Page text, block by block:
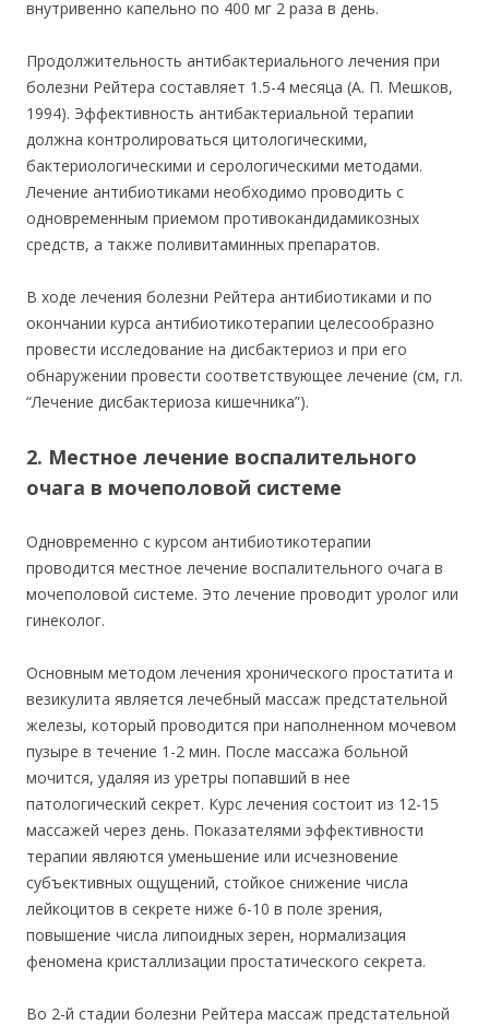
внутривенно капельно по 400 мг 2 раза в день.
Продолжительность антибактериального лечения при
болезни Рейтера составляет 1.5-4 месяца (А. П. Мешков,
1994). Эффективность антибактериальной терапии
должна контролироваться цитологическими,
бактериологическими и серологическими методами.
Лечение антибиотиками необходимо проводить с
одновременным приемом противокандидамикозных
средств, а также поливитаминных препаратов.
В ходе лечения болезни Рейтера антибиотиками и по
окончании курса антибиотикотерапии целесообразно
провести исследование на дисбактериоз и при его
обнаружении провести соответствующее лечение (см, гл.
“Лечение дисбактериоза кишечника”).
2. Местное лечение воспалительного
очага в мочеполовой системе
Одновременно с курсом антибиотикотерапии
проводится местное лечение воспалительного очага в
мочеполовой системе. Это лечение проводит уролог или
гинеколог.
Основным методом лечения хронического простатита и
везикулита является лечебный массаж предстательной
железы, который проводится при наполненном мочевом
пузыре в течение 1-2 мин. После массажа больной
мочится, удаляя из уретры попавший в нее
патологический секрет. Курс лечения состоит из 12-15
массажей через день. Показателями эффективности
терапии являются уменьшение или исчезновение
субъективных ощущений, стойкое снижение числа
лейкоцитов в секрете ниже 6-10 в поле зрения,
повышение числа липоидных зерен, нормализация
феномена кристаллизации простатического секрета.
Во 2-й стадии болезни Рейтера массаж предстательной